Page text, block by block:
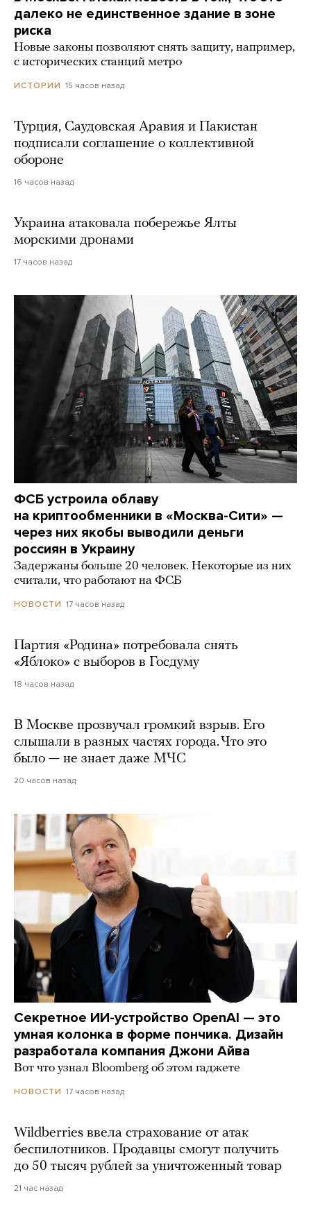
далеко не единственное здание в зоне
риска
Новые законы позволяют снять защиту, например,
с исторических станций метро
ИСТОРИИ 15 часов назад
Турция, Саудовская Аравия и Пакистан
подписали соглашение о коллективной
обороне
16 часов назад
Украина атаковала побережье Ялты
морскими дронами
17 часов назад
ФСБ устроила облаву
на криптообменники в «Москва-Сити» —
через них якобы выводили деньги
россиян в Украину
Задержаны больше 20 человек. Некоторые из них
считали, что работают на ФСБ
НОВОСТИ 17 часов назад
Партия «Родина» потребовала снять
«Яблоко» с выборов в Госдуму
18 часов назад
В Москве прозвучал громкий взрыв. Его
слышали в разных частях города. Что это
было — не знает даже МЧС
20 часов назад
Секретное ИИ-устройство OpenAI — это
умная колонка в форме пончика. Дизайн
разработала компания Джони Айва
Вот что узнал Bloomberg об этом гаджете
НОВОСТИ 17 часов назад
Wildberries ввела страхование от атак
беспилотников. Продавцы смогут получить
до 50 тысяч рублей за уничтоженный товар
21 час назад